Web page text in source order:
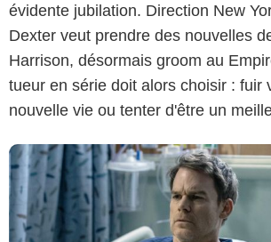
évidente jubilation. Direction New
Dexter veut prendre des nouvelles
Harrison, désormais groom au
tueur en série doit alors choisir : fuir
nouvelle vie ou tenter d'être un